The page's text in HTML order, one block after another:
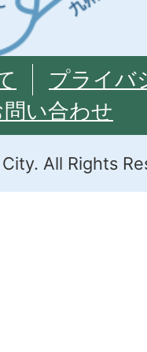
プライバ
問い合わせ
All Rights